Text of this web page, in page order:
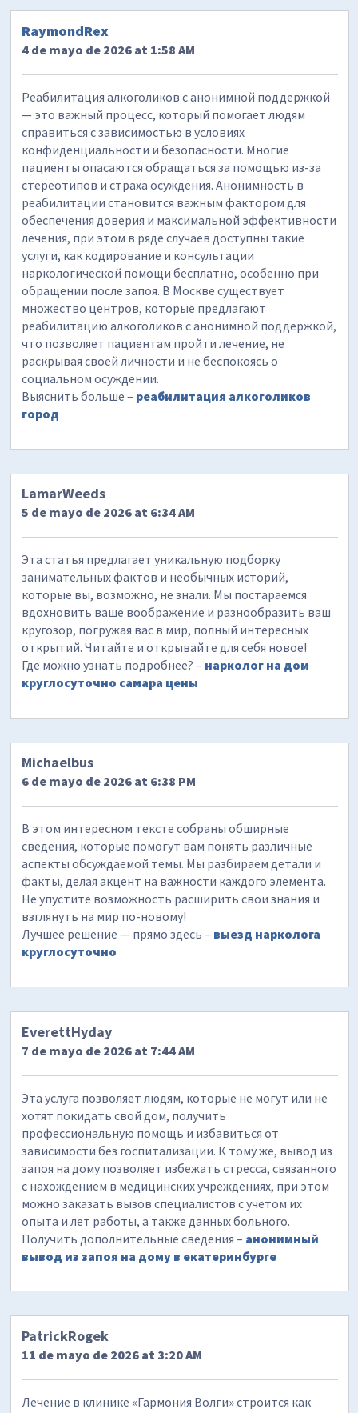
RaymondRex
4 de mayo de 2026 at 1:58 AM
Реабилитация алкоголиков с анонимной поддержкой
— это важный процесс, который помогает людям
справиться с зависимостью в условиях
конфиденциальности и безопасности. Многие
пациенты опасаются обращаться за помощью из-за
стереотипов и страха осуждения. Анонимность в
реабилитации становится важным фактором для
обеспечения доверия и максимальной эффективности
лечения, при этом в ряде случаев доступны такие
услуги, как кодирование и консультации
наркологической помощи бесплатно, особенно при
обращении после запоя. В Москве существует
множество центров, которые предлагают
реабилитацию алкоголиков с анонимной поддержкой,
что позволяет пациентам пройти лечение, не
раскрывая своей личности и не беспокоясь о
социальном осуждении.
Выяснить больше – реабилитация алкоголиков
город
LamarWeeds
5 de mayo de 2026 at 6:34 AM
Эта статья предлагает уникальную подборку
занимательных фактов и необычных историй,
которые вы, возможно, не знали. Мы постараемся
вдохновить ваше воображение и разнообразить ваш
кругозор, погружая вас в мир, полный интересных
открытий. Читайте и открывайте для себя новое!
Где можно узнать подробнее? – нарколог на дом
круглосуточно самара цены
Michaelbus
6 de mayo de 2026 at 6:38 PM
В этом интересном тексте собраны обширные
сведения, которые помогут вам понять различные
аспекты обсуждаемой темы. Мы разбираем детали и
факты, делая акцент на важности каждого элемента.
Не упустите возможность расширить свои знания и
взглянуть на мир по-новому!
Лучшее решение — прямо здесь – выезд нарколога
круглосуточно
EverettHyday
7 de mayo de 2026 at 7:44 AM
Эта услуга позволяет людям, которые не могут или не
хотят покидать свой дом, получить
профессиональную помощь и избавиться от
зависимости без госпитализации. К тому же, вывод из
запоя на дому позволяет избежать стресса, связанного
с нахождением в медицинских учреждениях, при этом
можно заказать вызов специалистов с учетом их
опыта и лет работы, а также данных больного.
Получить дополнительные сведения – анонимный
вывод из запоя на дому в екатеринбурге
PatrickRogek
11 de mayo de 2026 at 3:20 AM
Лечение в клинике «Гармония Волги» строится как